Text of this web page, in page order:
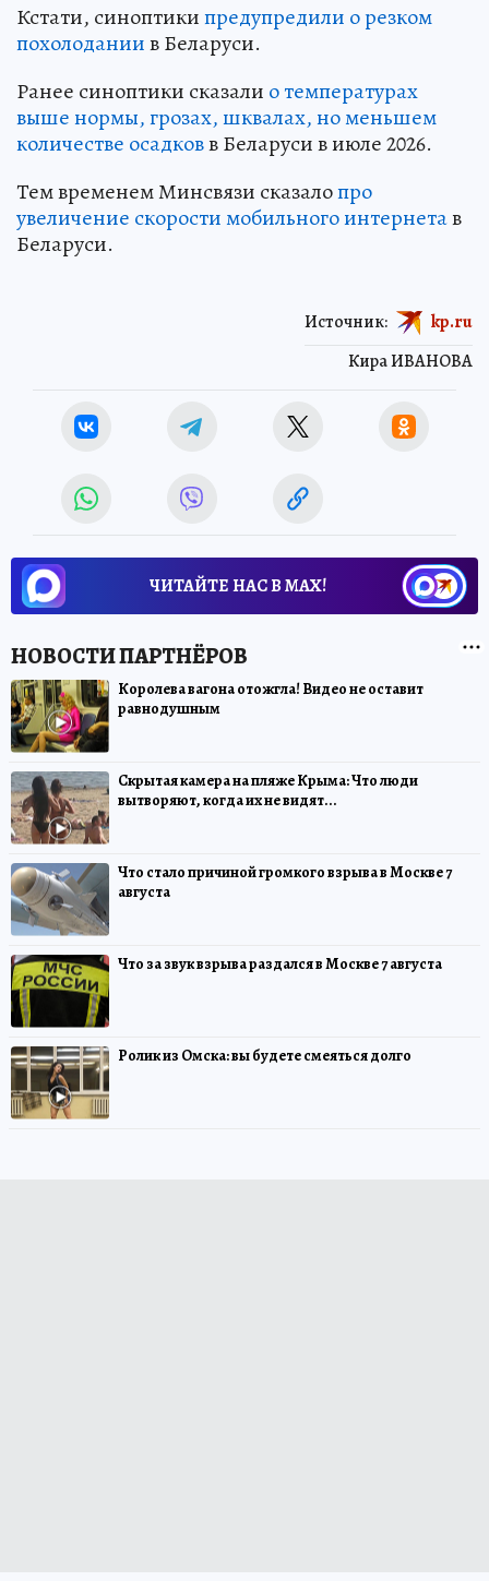
Кстати, синоптикипредупредили о резком
похолоданиив Беларуси.
Ранее синоптики сказали о температурах
выше нормы, грозах, шквалах, но меньшем
количестве осадковв Беларуси в июле 2026.
Тем временем Минсвязи сказалопро
увеличение скорости мобильного интернетав
Беларуси.
Кира ИВАНОВА
Источник: kp.ru
ЧИТАЙТЕ НАС В МАХ!
Королева вагона отожгла! Видео не оставит
равнодушным
Скрытая камера на пляже Крыма: Что люди
вытворяют, когда их не видят...
Что стало причиной громкого взрыва в Москве 7
августа
Что за звук взрыва раздался в Москве 7 августа
Ролик из Омска: вы будете смеяться долго